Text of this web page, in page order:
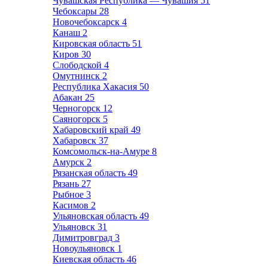
Чебоксары 28
Новочебоксарск 4
Канаш 2
Кировская область 51
Киров 30
Слободской 4
Омутнинск 2
Республика Хакасия 50
Абакан 25
Черногорск 12
Саяногорск 5
Хабаровский край 49
Хабаровск 37
Комсомольск-на-Амуре 8
Амурск 2
Рязанская область 49
Рязань 27
Рыбное 3
Касимов 2
Ульяновская область 49
Ульяновск 31
Димитровград 3
Новоульяновск 1
Киевская область 46